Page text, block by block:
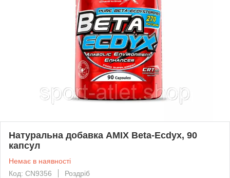
Натуральна добавка AMIX Beta-Ecdyx, 90
капсул
Немає в наявності
Код: CN9356
Роздріб